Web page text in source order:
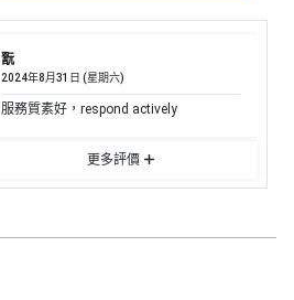
翫
2024年8月31日 (星期六)
服務質素好，respond actively
更多評價